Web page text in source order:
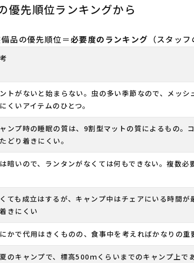
優先順位ランキングから
品の優先順位＝必要度のランキング （スタッ
トがないと始まらない。虫の多い季節なので、メッ
くいアイテムのひとつ。
ンプ時の睡眠の質は、9割型マットの質によるもの。
どり着きにくい。
暗いので、ランタンがなくては何もできない。複数必
ても成立はするが、キャンプ中はチェアにいる時間
きにくい
かで代用はきくものの、食事中を考えればかなりの重
のキャンプで、標高500ｍくらいまでのキャンプ上で